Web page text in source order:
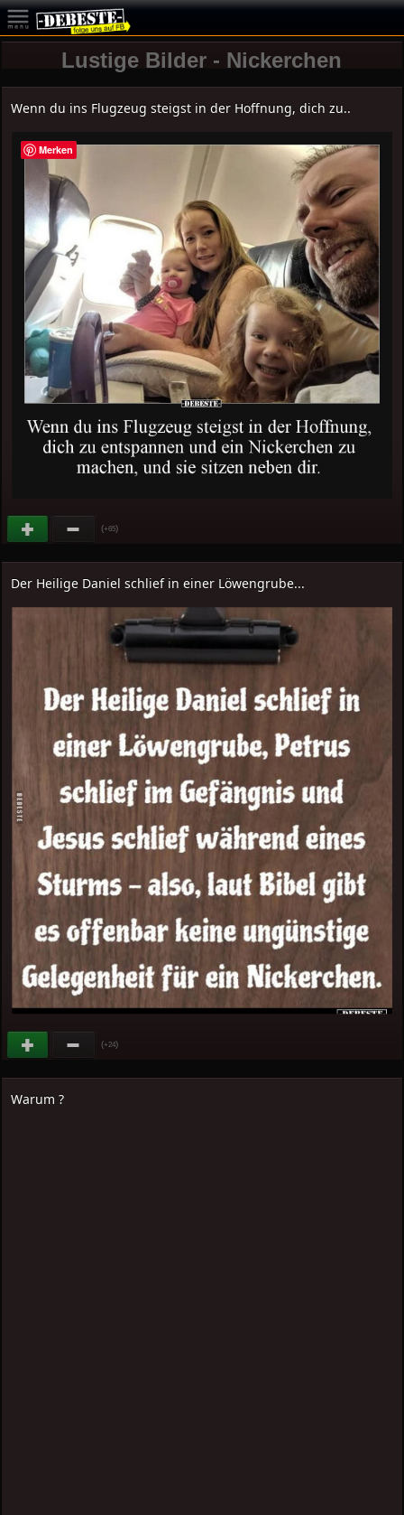
Lustige Bilder - Nickerchen
Wenn du ins Flugzeug steigst in der Hoffnung, dich zu..
(+65)
Der Heilige Daniel schlief in einer Löwengrube...
(+24)
Warum ?
Merken